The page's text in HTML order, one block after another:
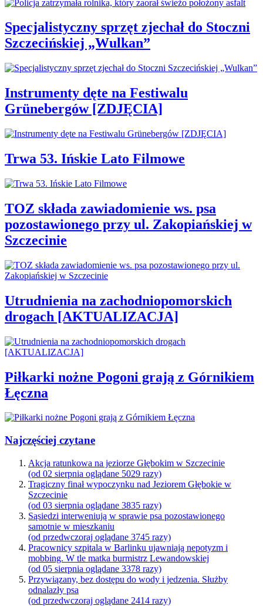
Specjalistyczny sprzęt zjechał do Stoczni
Szczecińskiej „Wulkan”
Instrumenty dęte na Festiwalu
Grünebergów [ZDJĘCIA]
Trwa 53. Ińskie Lato Filmowe
TOZ składa zawiadomienie ws. psa
pozostawionego przy ul. Zakopiańskiej w
Szczecinie
Utrudnienia na zachodniopomorskich
drogach [AKTUALIZACJA]
Piłkarki nożne Pogoni grają z Górnikiem
Łęczna
Najczęściej czytane
Akcja ratunkowa na jeziorze Głębokim w Szczecinie
(od 02 sierpnia oglądane 5029 razy)
Tragiczny finał wypoczynku nad Jeziorem Głębokie w
Szczecinie
(od 03 sierpnia oglądane 3835 razy)
Sąsiedzi interweniują w sprawie psa pozostawionego
samotnie w mieszkaniu
(od przedwczoraj oglądane 3745 razy)
Pracownicy szpitala w Barlinku ujawniają nepotyzm i
mobbing. W tle matka burmistrz Lewandowskiej
(od 05 sierpnia oglądane 3378 razy)
Przywiązany, bez dostępu do wody i jedzenia. Służby
odnalazły psa
(od przedwczoraj oglądane 2414 razy)